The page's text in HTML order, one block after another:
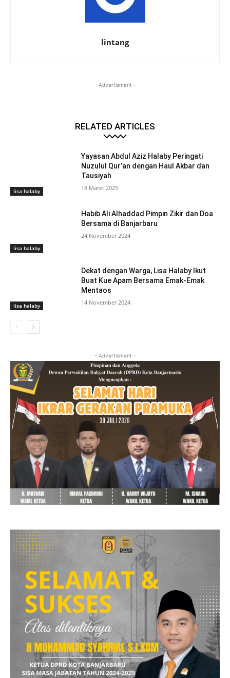
lintang
- Advertisment -
RELATED ARTICLES
lisa halaby
Yayasan Abdul Aziz Halaby Peringati
Nuzulul Qur’an dengan Haul Akbar dan
Tausiyah
18 Maret 2025
lisa halaby
Habib Ali Alhaddad Pimpin Zikir dan Doa
Bersama di Banjarbaru
24 November 2024
lisa halaby
Dekat dengan Warga, Lisa Halaby Ikut
Buat Kue Apam Bersama Emak-Emak
Mentaos
14 November 2024
- Advertisment -